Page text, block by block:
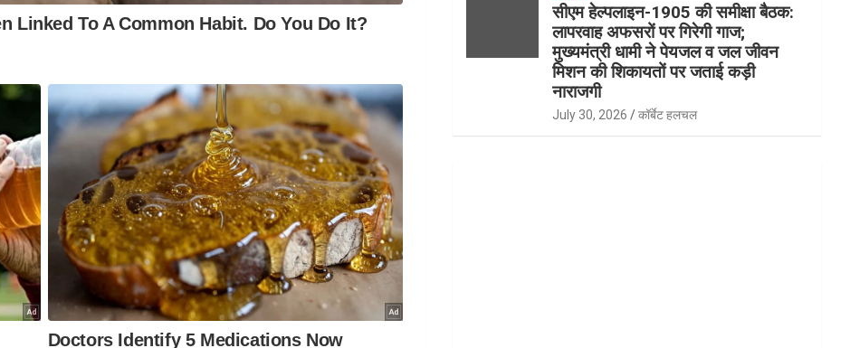
सीएम हेल्पलाइन-1905 की समीक्षा बैठक:
लापरवाह अफसरों पर गिरेगी गाज;
मुख्यमंत्री धामी ने पेयजल व जल जीवन
मिशन की शिकायतों पर जताई कड़ी
नाराजगी
July 30, 2026 कॉर्बेट हलचल